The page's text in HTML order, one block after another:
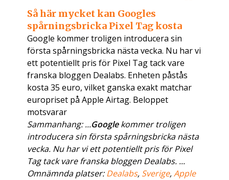
Så här mycket kan Googles
spårningsbricka Pixel Tag kosta
Google kommer troligen introducera sin
första spårningsbricka nästa vecka. Nu har vi
ett potentiellt pris för Pixel Tag tack vare
franska bloggen Dealabs. Enheten påstås
kosta 35 euro, vilket ganska exakt matchar
europriset på Apple Airtag. Beloppet
motsvarar
Sammanhang: ...Googlekommer troligen
introducera sin första spårningsbricka nästa
vecka. Nu har vi ett potentiellt pris för Pixel
Tag tack vare franska bloggen Dealabs. ...
Omnämnda platser:Dealabs, Sverige,Apple